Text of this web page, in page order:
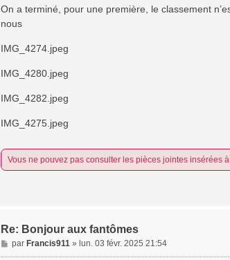
s
g
On a terminé, pour une première, le classement
nous
IMG_4274.jpeg
IMG_4280.jpeg
IMG_4282.jpeg
IMG_4275.jpeg
Vous ne pouvez pas consulter les pièces jointes insérées
Re: Bonjour aux fantômes
M
e
par Francis911» lun. 03 févr. 2025 21:54